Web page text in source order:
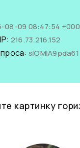
08-09 08:47:54
216.73.216.152
slOMlA9pda61
картинку